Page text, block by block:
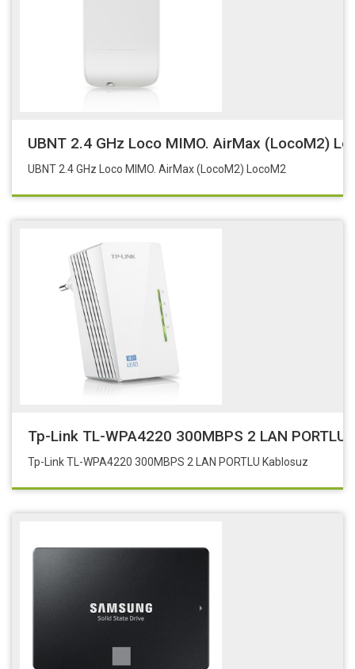
UBNT 2.4 GHz Loco MIMO. AirMax (LocoM2)
UBNT 2.4 GHz Loco MIMO. AirMax (LocoM2) LocoM2
Tp-Link TL-WPA4220 300MBPS 2 LAN PORTLU
Tp-Link TL-WPA4220 300MBPS 2 LAN PORTLU Kablosuz